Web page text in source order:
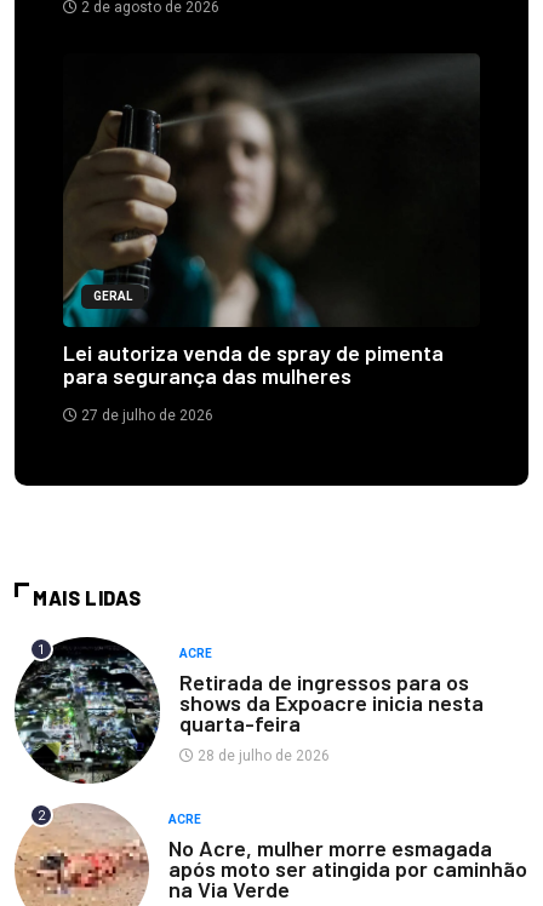
2 de agosto de 2026
GERAL
Lei autoriza venda de spray de pimenta
para segurança das mulheres
27 de julho de 2026
MAIS LIDAS
1 ACRE
Retirada de ingressos para os
shows da Expoacre inicia nesta
quarta-feira
28 de julho de 2026
2 ACRE
No Acre, mulher morre esmagada
após moto ser atingida por caminhão
na Via Verde